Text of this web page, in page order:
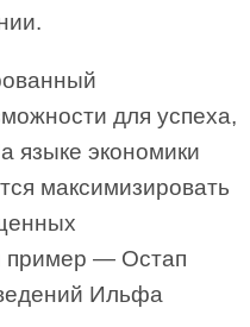
для успеха,
языке экономики
максимизировать
пример — Остап
Ильфа